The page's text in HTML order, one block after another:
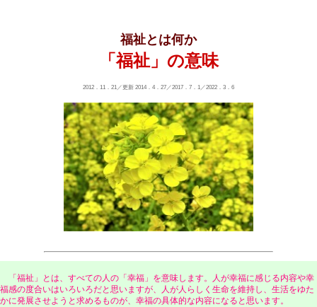
福祉とは何か
「福祉」の意味
2012．11．21／更新 2014．4．27／2017．7．1／2022．3．6
「福祉」とは、すべての人の「幸福」を意味します。人が幸福に感じる内容や幸
福感の度合いはいろいろだと思いますが、人が人らしく生命を維持し、生活をゆた
かに発展させようと求めるものが、幸福の具体的な内容になると思います。